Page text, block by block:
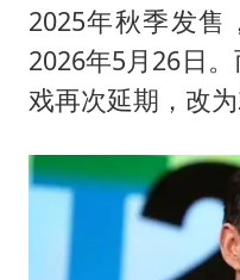
2025年秋季发售
2026年5月26日
戏再次延期，改为